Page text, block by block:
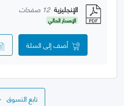
الإنجليزية 12 صفحات
الإصدار الحالي
أضف إلى السلة
تابع التسوق